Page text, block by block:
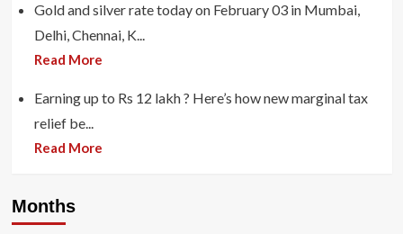
Gold and silver rate today on February 03 in Mumbai,
Delhi, Chennai, K...
Read More
Earning up to Rs 12 lakh ? Here’s how new marginal tax
relief be...
Read More
Months